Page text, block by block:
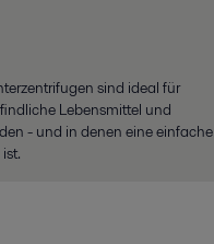
sind ideal für
Lebensmittel und
- und in denen eine einfache